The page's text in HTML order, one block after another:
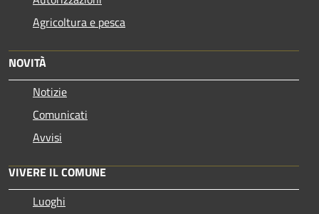
Agricoltura e pesca
NOVITÀ
Notizie
Comunicati
Avvisi
VIVERE IL COMUNE
Luoghi